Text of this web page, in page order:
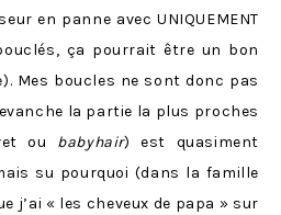
en panne avec UNIQUEMENT
ça pourrait être un bon
Mes boucles ne sont donc pas
la partie la plus proches
ou babyhair) est quasiment
su pourquoi (dans la famille
j’ai « les cheveux de papa » sur